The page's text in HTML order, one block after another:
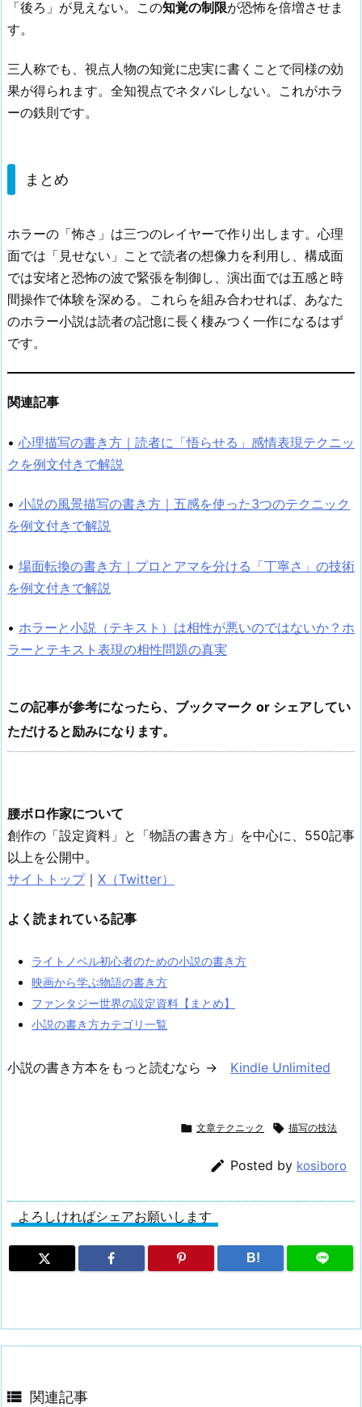
「後ろ」が見えない。この知覚の制限が恐怖を倍増させま
す。
三人称でも、視点人物の知覚に忠実に書くことで同様の効
果が得られます。全知視点でネタバレしない。これがホラ
ーの鉄則です。
まとめ
ホラーの「怖さ」は三つのレイヤーで作り出します。心理
面では「見せない」ことで読者の想像力を利用し、構成面
では安堵と恐怖の波で緊張を制御し、演出面では五感と時
間操作で体験を深める。これらを組み合わせれば、あなた
のホラー小説は読者の記憶に長く棲みつく一作になるはず
です。
関連記事
• 心理描写の書き方｜読者に「悟らせる」感情表現テクニッ
クを例文付きで解説
• 小説の風景描写の書き方｜五感を使った3つのテクニック
を例文付きで解説
• 場面転換の書き方｜プロとアマを分ける「丁寧さ」の技術
を例文付きで解説
• ホラーと小説（テキスト）は相性が悪いのではないか？ホ
ラーとテキスト表現の相性問題の真実
この記事が参考になったら、ブックマーク or シェアしてい
ただけると励みになります。
腰ボロ作家について
創作の「設定資料」と「物語の書き方」を中心に、550記事
以上を公開中。
サイトトップ｜ X（Twitter）
よく読まれている記事
ライトノベル初心者のための小説の書き方
映画から学ぶ物語の書き方
ファンタジー世界の設定資料【まとめ】
小説の書き方カテゴリ一覧
小説の書き方本をもっと読むなら → Kindle Unlimited
 文章テクニック  描写の技法
 Posted by kosiboro
よろしければシェアお願いします
B!
 関連記事